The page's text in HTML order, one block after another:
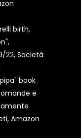
birth,
22, Società
book
e
Amazon